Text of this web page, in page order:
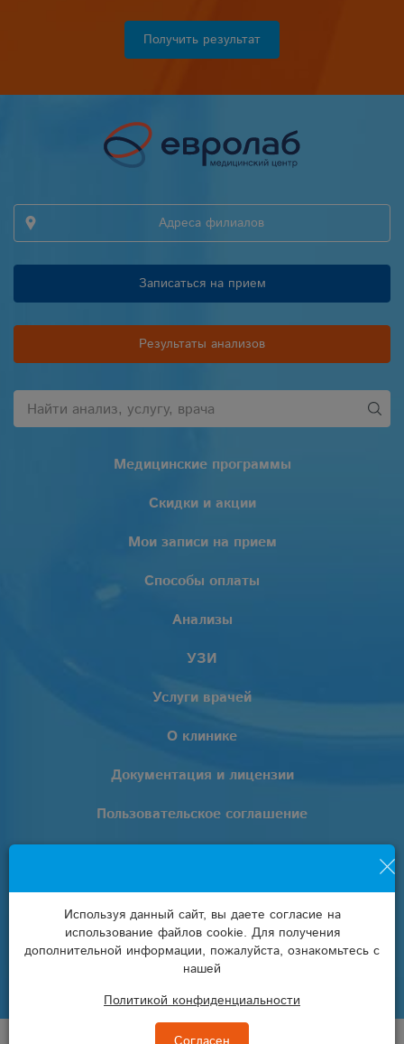
Получить результат
Адреса филиалов
Записаться на прием
Результаты анализов
Медицинские программы
Скидки и акции
Мои записи на прием
Способы оплаты
Анализы
УЗИ
Услуги врачей
О клинике
Документация и лицензии
Пользовательское соглашение
+7 (861) 205-02-02
info@euro-lab.ru
Используя данный сайт, вы даете согласие на
использование файлов cookie. Для получения
дополнительной информации, пожалуйста, ознакомьтесь с
нашей
Политикой конфиденциальности